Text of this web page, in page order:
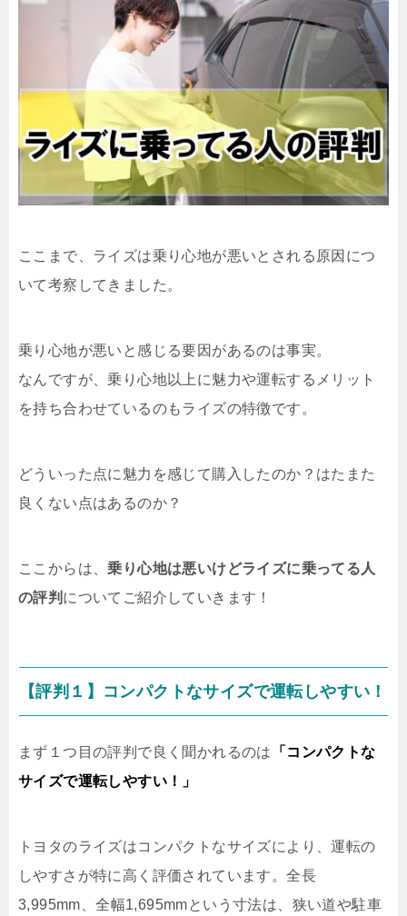
ここまで、ライズは乗り心地が悪いとされる原因につ
いて考察してきました。
乗り心地が悪いと感じる要因があるのは事実。
なんですが、乗り心地以上に魅力や運転するメリット
を持ち合わせているのもライズの特徴です。
どういった点に魅力を感じて購入したのか？はたまた
良くない点はあるのか？
ここからは、乗り心地は悪いけどライズに乗ってる人
の評判 についてご紹介していきます！
【評判１】コンパクトなサイズで運転しやすい！
まず１つ目の評判で良く聞かれるのは
「コンパクトな
サイズで運転しやすい！」
トヨタのライズはコンパクトなサイズにより、運転の
しやすさが特に高く評価されています。全長
3,995mm、全幅1,695mmという寸法は、狭い道や駐車